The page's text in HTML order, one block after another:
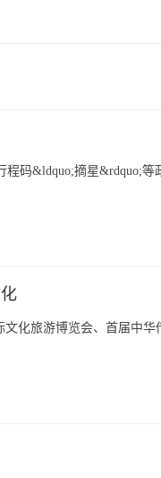
码&ldquo;摘星&rdquo;
化旅游博览会、首届中华